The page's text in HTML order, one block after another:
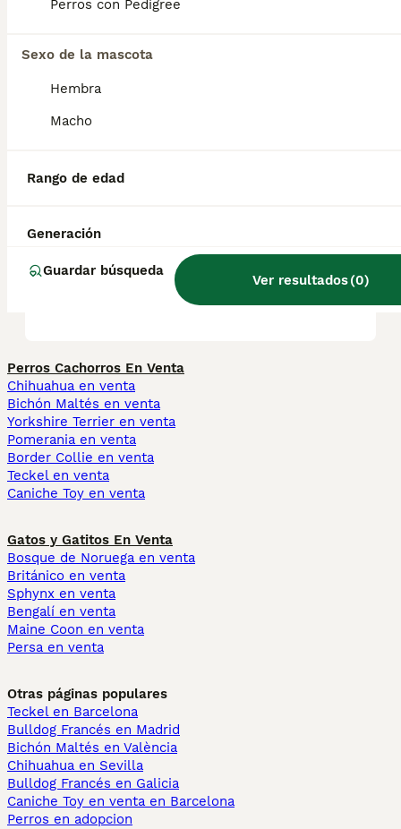
Perros con Pedigree
Sexo de la mascota
Hembra
Macho
Rango de edad
Generación
Guardar búsqueda
Ver resultados(0)
juntos; algunos ejemplares de esta raza
¿Braco Alemán cuánto
crece?
¿Cómo saber si un braco
¿Cómo es el carácter de un
braco alemán?
Perros Cachorros En Venta
Chihuahua en venta
Bichón Maltés en venta
Yorkshire Terrier en venta
Pomerania en venta
Border Collie en venta
Teckel en venta
Caniche Toy en venta
Gatos y Gatitos En Venta
Bosque de Noruega en venta
Británico en venta
Sphynx en venta
Bengalí en venta
Maine Coon en venta
Persa en venta
Otras páginas populares
Teckel en Barcelona
Bulldog Francés en Madrid
Bichón Maltés en València
Chihuahua en Sevilla
Bulldog Francés en Galicia
Caniche Toy en venta en Barcelona
Perros en adopcion